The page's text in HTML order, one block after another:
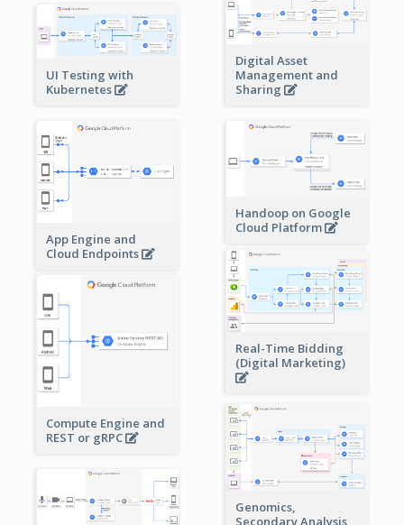
Digital Asset
Management and
Sharing
UI Testing with
Kubernetes
App Engine and
Cloud Endpoints
Handoop on Google
Cloud Platform
Real-Time Bidding
(Digital Marketing)
Compute Engine and
REST or gRPC
Genomics,
Secondary Analysis